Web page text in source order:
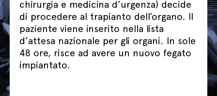
chirurgia e medicina d’urgenza) decide
di procedere al trapianto dell’organo. Il
paziente viene inserito nella lista
d’attesa nazionale per gli organi. In sole
48 ore, risce ad avere un nuovo fegato
impiantato.